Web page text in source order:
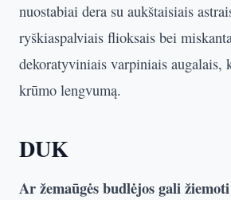
nuostabiai dera su aukštaisiais
ryškiaspalviais flioksais bei
dekoratyviniais varpiniais augalais,
krūmo lengvumą.
DUK
Ar žemaūgės budlėjos gali